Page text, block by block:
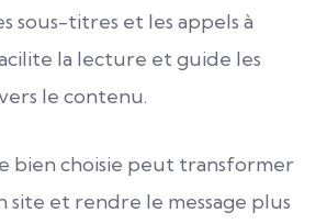
sous-titres et les appels à
la lecture et guide les
le contenu.
bien choisie peut transformer
site et rendre le message plus